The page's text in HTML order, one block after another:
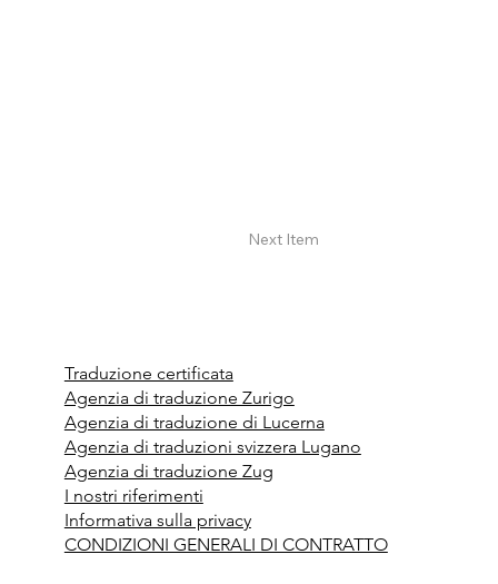
Next Item
Traduzione certificata
Agenzia di traduzione Zurigo
Agenzia di traduzione di Lucerna
Agenzia di traduzioni svizzera Lugano
Agenzia di traduzione Zug
I nostri riferimenti
Informativa sulla privacy
CONDIZIONI GENERALI DI CONTRATTO